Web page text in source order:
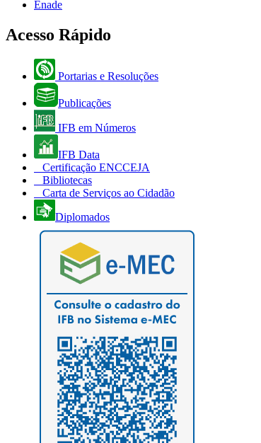
Enade
Acesso Rápido
Portarias e Resoluções
Publicações
IFB em Números
IFB Data
Certificação ENCCEJA
Bibliotecas
Carta de Serviços ao Cidadão
Diplomados